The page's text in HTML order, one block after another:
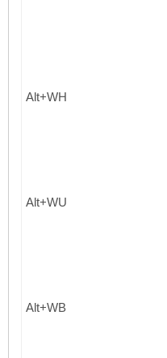
Alt+WH
Alt+WU
Alt+WB